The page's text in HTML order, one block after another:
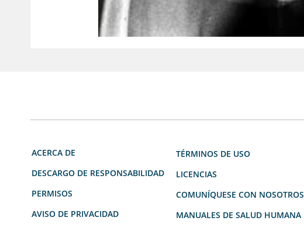
ACERCA DE
DESCARGO DE RESPONSABILIDAD
PERMISOS
AVISO DE PRIVACIDAD
TÉRMINOS DE USO
LICENCIAS
COMUNÍQUESE CON NOSOTROS
MANUALES DE SALUD HUMANA